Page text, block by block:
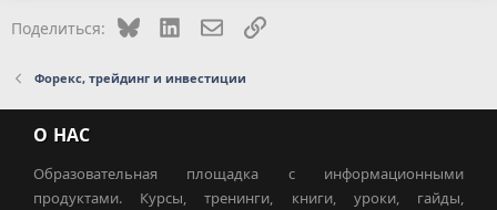
Поделиться: Bluesky LinkedInЭлектронная почта
Ссылка
Форекс, трейдинг и инвестиции
О НАС
Образовательная площадка с информационными
продуктами. Курсы, тренинги, книги, уроки, гайды,